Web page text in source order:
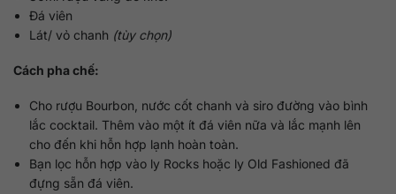
Đá viên
Lát/ vỏ chanh (tùy chọn)
Cách pha chế:
Cho rượu Bourbon, nước cốt chanh và siro đường vào bình
lắc cocktail. Thêm vào một ít đá viên nữa và lắc mạnh lên
cho đến khi hỗn hợp lạnh hoàn toàn.
Bạn lọc hỗn hợp vào ly Rocks hoặc ly Old Fashioned đã
đựng sẵn đá viên.